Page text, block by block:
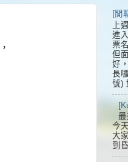
，
[閒
上
進
票
但
好
長
號)
今
大
到